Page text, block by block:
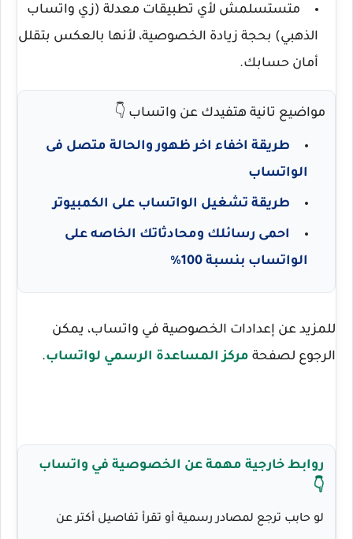
متستسلمش لأي تطبيقات معدلة (زي واتساب
الذهبي) بحجة زيادة الخصوصية، لأنها بالعكس بتقلل
أمان حسابك.
مواضيع تانية هتفيدك عن واتساب 👇
طريقة اخفاء اخر ظهور والحالة متصل فى
الواتساب
طريقة تشغيل الواتساب على الكمبيوتر
احمى رسائلك ومحادثاتك الخاصه على
الواتساب بنسبة 100%
للمزيد عن إعدادات الخصوصية في واتساب، يمكن
الرجوع لصفحة مركز المساعدة الرسمي لواتساب.
روابط خارجية مهمة عن الخصوصية في واتساب
👇
لو حابب ترجع لمصادر رسمية أو تقرأ تفاصيل أكتر عن